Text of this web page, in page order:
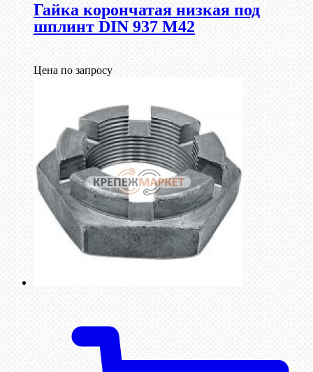
Гайка корончатая низкая под
шплинт DIN 937 М42
Цена по запросу